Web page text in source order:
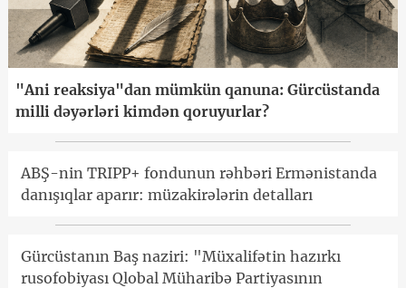
"Ani reaksiya"dan mümkün qanuna: Gürcüstanda
milli dəyərləri kimdən qoruyurlar?
ABŞ-nin TRIPP+ fondunun rəhbəri Ermənistanda
danışıqlar aparır: müzakirələrin detalları
Gürcüstanın Baş naziri: "Müxalifətin hazırkı
rusofobiyası Qlobal Müharibə Partiyasının